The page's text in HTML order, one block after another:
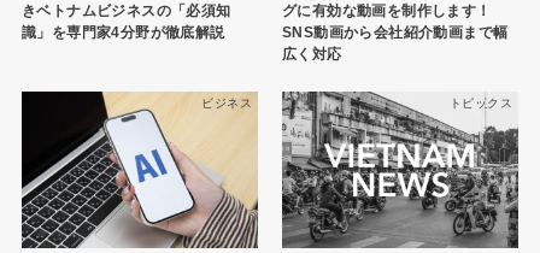
きベトナムビジネスの「必須知
識」を専門家4分野が徹底解説
グに有効な動画を制作します！
SNS動画から会社紹介動画まで幅
広く対応
ビジネス トピックス